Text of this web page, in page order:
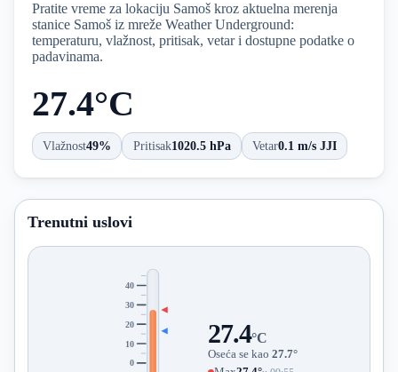
Pratite vreme za lokaciju Samoš kroz aktuelna merenja
stanice Samoš iz mreže Weather Underground:
temperaturu, vlažnost, pritisak, vetar i dostupne podatke o
padavinama.
27.4°C
Vlažnost49% Pritisak1020.5 hPa Vetar0.1 m/s JJI
Trenutni uslovi
0
10
20
30
40
27.4°C
Oseća se kao 27.7°